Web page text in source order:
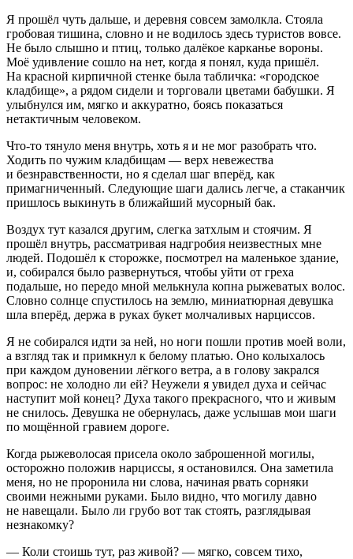
Я прошёл чуть дальше, и деревня совсем замолкла. Стояла
гробовая тишина, словно и не водилось здесь туристов вовсе.
Не было слышно и птиц, только далёкое карканье вороны.
Моё удивление сошло на нет, когда я понял, куда пришёл.
На красной кирпичной стенке была табличка: «городское
кладбище», а рядом сидели и торговали цветами бабушки. Я
улыбнулся им, мягко и аккуратно, боясь показаться
нетактичным человеком.
Что-то тянуло меня внутрь, хоть я и не мог разобрать что.
Ходить по чужим кладбищам — верх невежества
и безнравственности, но я сделал шаг вперёд, как
примагниченный. Следующие шаги дались легче, а стаканчик
пришлось выкинуть в ближайший мусорный бак.
Воздух тут казался другим, слегка затхлым и стоячим. Я
прошёл внутрь, рассматривая надгробия неизвестных мне
людей. Подошёл к сторожке, посмотрел на маленькое здание,
и, собирался было развернуться, чтобы уйти от греха
подальше, но передо мной мелькнула копна рыжеватых волос.
Словно солнце спустилось на землю, миниатюрная девушка
шла вперёд, держа в руках букет молчаливых нарциссов.
Я не собирался идти за ней, но ноги пошли против моей воли,
а взгляд так и примкнул к белому платью. Оно колыхалось
при каждом дуновении лёгкого ветра, а в голову закрался
вопрос: не холодно ли ей? Неужели я увидел духа и сейчас
наступит мой конец? Духа такого прекрасного, что и живым
не снилось. Девушка не обернулась, даже услышав мои шаги
по мощённой гравием дороге.
Когда рыжеволосая присела около заброшенной могилы,
осторожно положив нарциссы, я остановился. Она заметила
меня, но не проронила ни слова, начиная рвать сорняки
своими нежными руками. Было видно, что могилу давно
не навещали. Было ли грубо вот так стоять, разглядывая
незнакомку?
— Коли стоишь тут, раз живой? — мягко, совсем тихо,